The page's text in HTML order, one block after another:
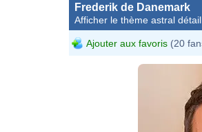
Frederik de Danemark
Afficher le thème astral
Ajouter aux favoris (20